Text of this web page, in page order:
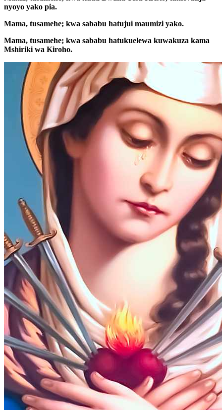
nyoyo yako pia.
Mama, tusamehe; kwa sababu hatujui maumizi yako.
Mama, tusamehe; kwa sababu hatukuelewa kuwakuza kama
Mshiriki wa Kiroho.